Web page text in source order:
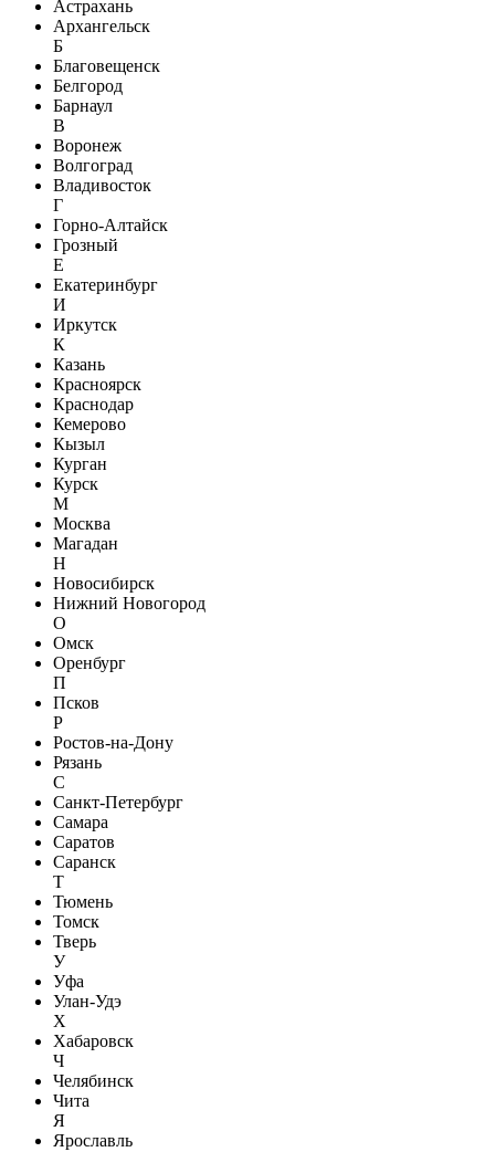
Астрахань
Архангельск
Б
Благовещенск
Белгород
Барнаул
В
Воронеж
Волгоград
Владивосток
Г
Горно-Алтайск
Грозный
Е
Екатеринбург
И
Иркутск
К
Казань
Красноярск
Краснодар
Кемерово
Кызыл
Курган
Курск
М
Москва
Магадан
Н
Новосибирск
Нижний Новогород
О
Омск
Оренбург
П
Псков
Р
Ростов-на-Дону
Рязань
С
Санкт-Петербург
Самара
Саратов
Саранск
Т
Тюмень
Томск
Тверь
У
Уфа
Улан-Удэ
Х
Хабаровск
Ч
Челябинск
Чита
Я
Ярославль